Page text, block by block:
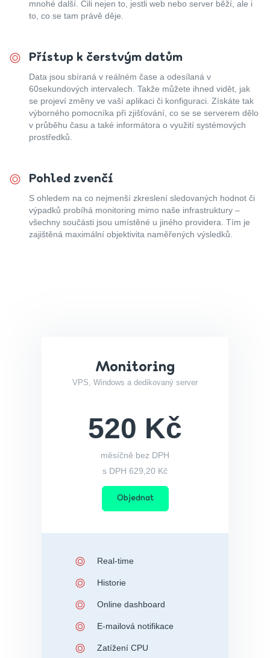
mnohé další. Čili nejen to, jestli web nebo server běží, ale i
to, co se tam právě děje.
Přístup k čerstvým datům
Data jsou sbíraná v reálném čase a odesílaná v
60sekundových intervalech. Takže můžete ihned vidět, jak
se projeví změny ve vaší aplikaci či konfiguraci. Získáte tak
výborného pomocníka při zjišťování, co se se serverem dělo
v průběhu času a také informátora o využití systémových
prostředků.
Pohled zvenčí
S ohledem na co nejmenší zkreslení sledovaných hodnot či
výpadků probíhá monitoring mimo naše infrastruktury –
všechny součásti jsou umístěné u jiného providera. Tím je
zajištěná maximální objektivita naměřených výsledků.
Monitoring
VPS, Windows a dedikovaný server
520 Kč
měsíčně bez DPH
s DPH 629,20 Kč
Objednat
Real-time
Historie
Online dashboard
E-mailová notifikace
Zatížení CPU